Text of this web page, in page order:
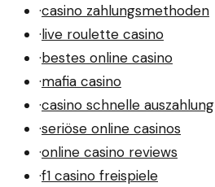
·casino zahlungsmethoden
·live roulette casino
·bestes online casino
·mafia casino
·casino schnelle auszahlung
·seriöse online casinos
·online casino reviews
·f1 casino freispiele